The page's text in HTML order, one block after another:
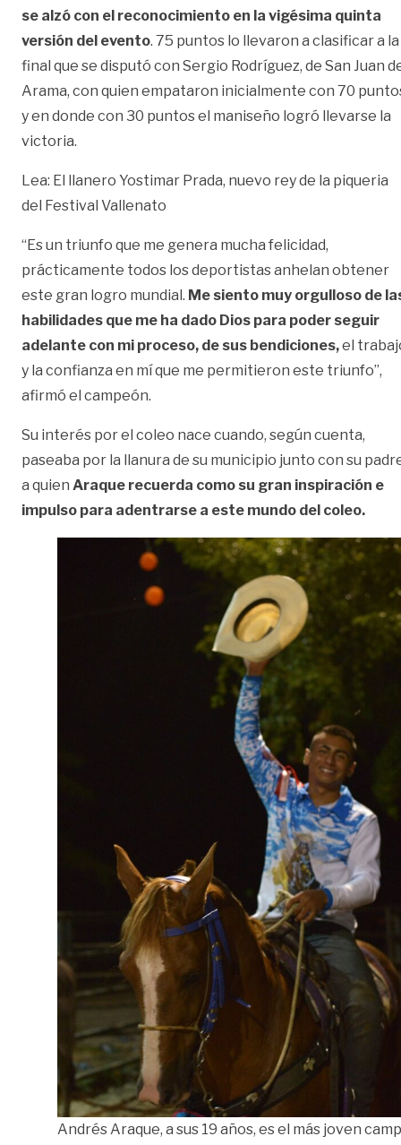
se alzó con el reconocimiento en la vigésima quinta
versión del evento. 75 puntos lo llevaron a clasificar a la
final que se disputó con Sergio Rodríguez, de San Juan
Arama, con quien empataron inicialmente con 70
y en donde con 30 puntos el maniseño logró llevarse la
victoria.
Lea: El llanero Yostimar Prada, nuevo rey de la piqueria
del Festival Vallenato
“Es un triunfo que me genera mucha felicidad,
prácticamente todos los deportistas anhelan obtener
este gran logro mundial. Me siento muy orgulloso de
habilidades que me ha dado Dios para poder seguir
adelante con mi proceso, de sus bendiciones,el
y la confianza en mí que me permitieron este triunfo”,
afirmó el campeón.
Su interés por el coleo nace cuando, según cuenta,
paseaba por la llanura de su municipio junto con su
a quien Araque recuerda como su gran inspiración e
impulso para adentrarse a este mundo del coleo.
Andrés Araque, a sus 19 años, es el más joven